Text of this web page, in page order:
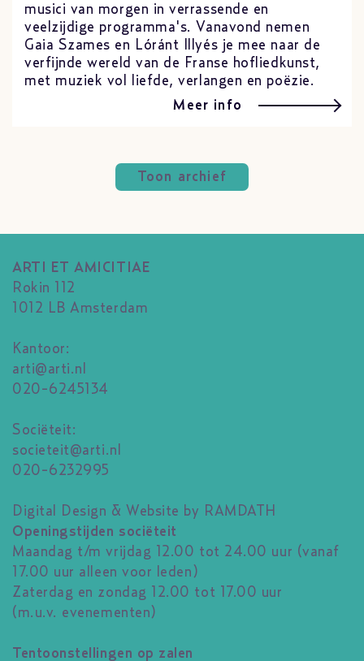
musici van morgen in verrassende en
veelzijdige programma's. Vanavond nemen
Gaia Szames en Lóránt Illyés je mee naar de
verfijnde wereld van de Franse hofliedkunst,
met muziek vol liefde, verlangen en poëzie.
Meer info
Toon archief
ARTI ET AMICITIAE
Rokin 112
1012 LB Amsterdam
Kantoor:
arti@arti.nl
020-6245134
Sociëteit:
societeit@arti.nl
020-6232995
Digital Design & Website by RAMDATH
Openingstijden sociëteit
Maandag t/m vrijdag 12.00 tot 24.00 uur (vanaf
17.00 uur alleen voor leden)
Zaterdag en zondag 12.00 tot 17.00 uur
(m.u.v. evenementen)
Tentoonstellingen op zalen